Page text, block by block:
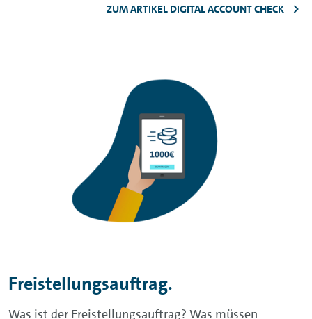
ZUM ARTIKEL DIGITAL ACCOUNT CHECK
Freistellungsauftrag.
Was ist der Freistellungsauftrag? Was müssen